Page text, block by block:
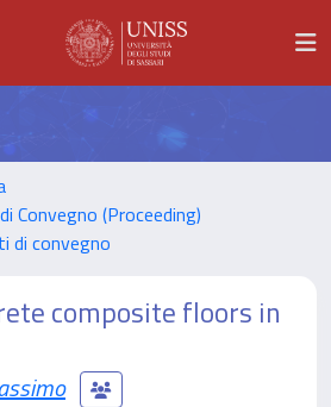
Convegno (Proceeding)
di convegno
composite floors in